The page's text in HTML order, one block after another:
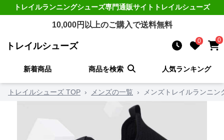
トレイルランニングシューズ専門通販サイト トレイルシューズ
10,000円以上のご購入で送料無料
トレイルシューズ 0 0
新着商品 商品を検索 人気ランキング
トレイルシューズ TOP › メンズの一覧 › メンズトレイルランニ